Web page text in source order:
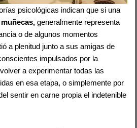
psicológicas indican que si una
generalmente representa
o de algunos momentos
a plenitud junto a sus amigas de
impulsados por la
a experimentar todas las
en esa etapa, o simplemente por
sentir en carne propia el indetenible